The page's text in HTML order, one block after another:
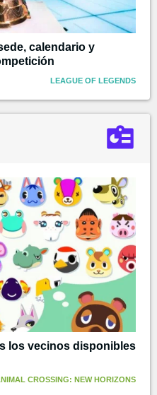
calendario y
LEAGUE OF LEGENDS
los vecinos disponibles
CROSSING: NEW HORIZONS